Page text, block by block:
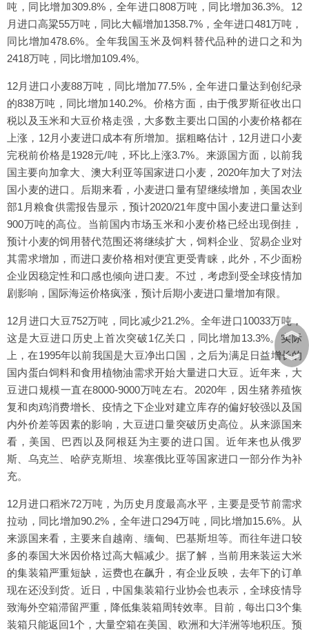
吨，同比增加309.8%，全年进口808万吨，同比增加36.3%。12
月进口高粱55万吨，同比大幅增加1358.7%，全年进口481万吨，
同比增加478.6%。全年我国玉米及饲料替代品种的进口之和为
2418万吨，同比增加109.4%。
12月进口小麦88万吨，同比增加77.5%，全年进口量达到创纪录
的838万吨，同比增加140.2%。价格方面，由于俄罗斯征收出口
税以及玉米和大豆价格走强，大多数主要出口国的小麦价格都在
上涨，12月小麦进口成本有所增加。据粗略估计，12月进口小麦
完税前价格是1928元/吨，环比上涨3.7%。来源国方面，以前我
国主要向加拿大、澳大利亚等国家进口小麦，2020年加大了对法
国小麦的进口。后期来看，小麦进口量有望继续增加，美国农业
部1月粮食供需报告显示，预计2020/21年度中国小麦进口量达到
900万吨的高位。当前国内市场玉米和小麦价格已经出现倒挂，
预计小麦的饲用替代范围还将继续扩大，饲料企业、贸易企业对
其需求增加，而进口麦价格相对便宜更受青睐，此外，不少面粉
企业因稳定性和口感也倾向进口麦。不过，考虑到受全球疫情加
剧影响，国际海运价格疯涨，预计后期小麦进口量增加有限。
12月进口大豆752万吨，同比减少21.2%。全年进口10033万吨，
这是大豆进口历史上首次突破1亿关口，同比增加13.3%。实际
上，在1995年以前我国是大豆净出口国，之后为满足日益增长的
国内蛋白饲料和食用植物油需求开始大量进口大豆。近年来，大
豆进口规模一直在8000-9000万吨左右。2020年，因生猪养殖恢
复和肉鸡消费增长、疫情之下企业对建立库存的偏好较强以及国
内外价差等因素的影响，大豆进口量突破历史高位。从来源国来
看，美国、巴西以及阿根廷为主要的进口国。近年来也从俄罗
斯、乌克兰、哈萨克斯坦、埃塞俄比亚等国家进口一部分作为补
充。
12月进口稻米72万吨，为历史月度最高水平，主要是受节前需求
拉动，同比增加90.2%，全年进口294万吨，同比增加15.6%。从
来源国来看，主要来自越南、缅甸、巴基斯坦等。而往年进口较
多的泰国大米因价格过高大幅减少。据了解，当前用来装运大米
的集装箱严重短缺，运费也在飙升，有企业反映，去年下的订单
现在还没到货。近日，中国集装箱行业协会也表示，全球疫情导
致海外空箱滞留严重，降低集装箱周转效率。目前，每出口3个集
装箱只能返回1个，大量空箱在美国、欧洲和大洋洲等地积压。预
︽
︾